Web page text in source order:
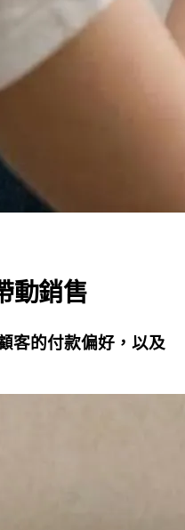
動銷售
客的付款偏好，以及